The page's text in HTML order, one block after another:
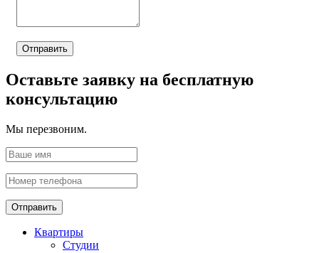
Отправить
Оставьте заявку на бесплатную
консультацию
Мы перезвоним.
Отправить
Квартиры
Студии